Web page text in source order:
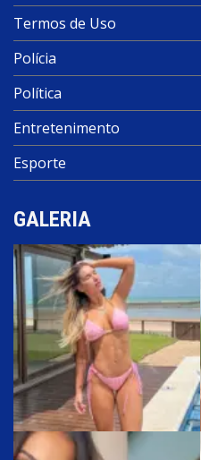
Termos de Uso
Polícia
Política
Entretenimento
Esporte
GALERIA